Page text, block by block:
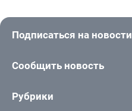
Подписаться на новости
Сообщить новость
Рубрики